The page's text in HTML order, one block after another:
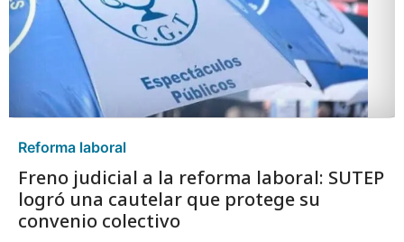
Reforma laboral
Freno judicial a la reforma laboral: SUTEP
logró una cautelar que protege su
convenio colectivo